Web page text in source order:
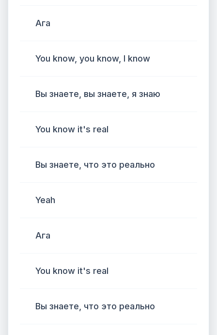
Ага
You know, you know, I know
Вы знаете, вы знаете, я знаю
You know it's real
Вы знаете, что это реально
Yeah
Ага
You know it's real
Вы знаете, что это реально